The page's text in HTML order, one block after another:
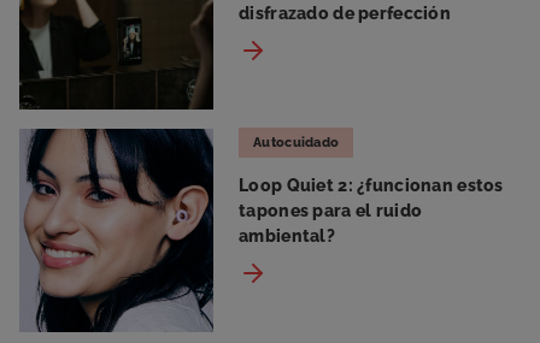
disfrazado de perfección
Autocuidado
Loop Quiet 2: ¿funcionan estos
tapones para el ruido
ambiental?